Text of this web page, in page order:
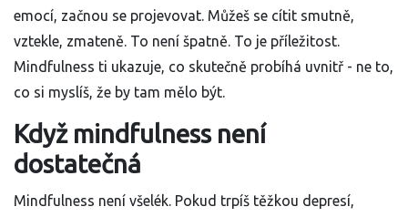
emocí, začnou se projevovat. Můžeš se cítit smutně,
vztekle, zmateně. To není špatně. To je příležitost.
Mindfulness ti ukazuje, co skutečně probíhá uvnitř - ne to,
co si myslíš, že by tam mělo být.
Když mindfulness není
dostatečná
Mindfulness není všelék. Pokud trpíš těžkou depresí,